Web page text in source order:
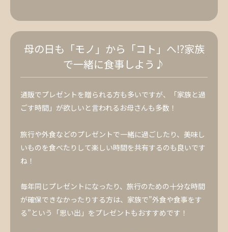
母の日も「モノ」から「コト」へ⁉家族
で一緒に食事しよう♪
通販でプレゼントを贈られる方も多いですが、「家族と過
ごす時間」が欲しいと言われるお母さんも多数！
旅行や外食などのプレゼントで一緒に過ごしたり、美味し
いものを食べたりして楽しい時間を共有するのも良いです
ね！
毎年同じプレゼントになったり、旅行のための十分な時間
が確保できなかったりする方は、家族で”外食や食事をす
る”という「思い出」をプレゼントもおすすめです！